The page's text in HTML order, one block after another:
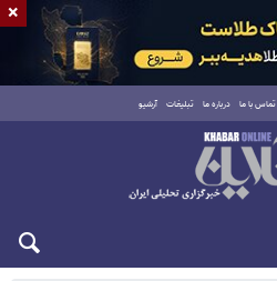
تماس با ما درباره ما تبلیغات آرشیو
×